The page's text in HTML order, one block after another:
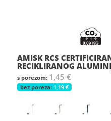
AMISK RCS
RECIKLIRANOG
1,45 €
1,19 €